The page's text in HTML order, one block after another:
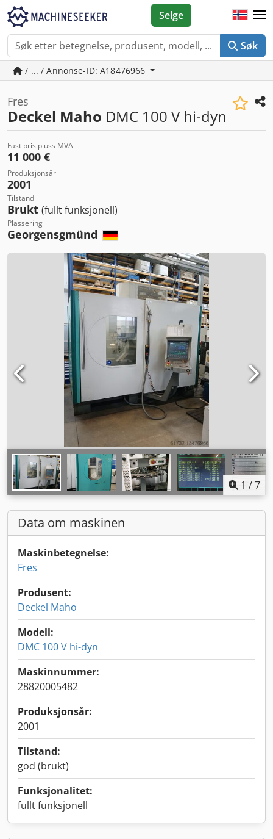
Søk
Selge
/ ... / Annonse-ID: A18476966
Fres
Deckel Maho DMC 100 V hi-dyn
Fast pris pluss MVA
11 000 €
Produksjonsår
2001
Tilstand
Brukt (fullt funksjonell)
Plassering
Georgensgmünd
1 /7
Data om maskinen
Maskinbetegnelse:
Fres
Produsent:
Deckel Maho
Modell:
DMC 100 V hi-dyn
Maskinnummer:
28820005482
Produksjonsår:
2001
Tilstand:
god (brukt)
Funksjonalitet:
fullt funksjonell